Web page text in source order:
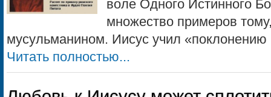
воле Одного Истинного
множество примеров
мусульманином. Иисус учил
Читать полностью...